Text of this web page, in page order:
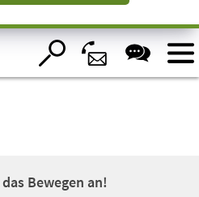
Bewegen an!